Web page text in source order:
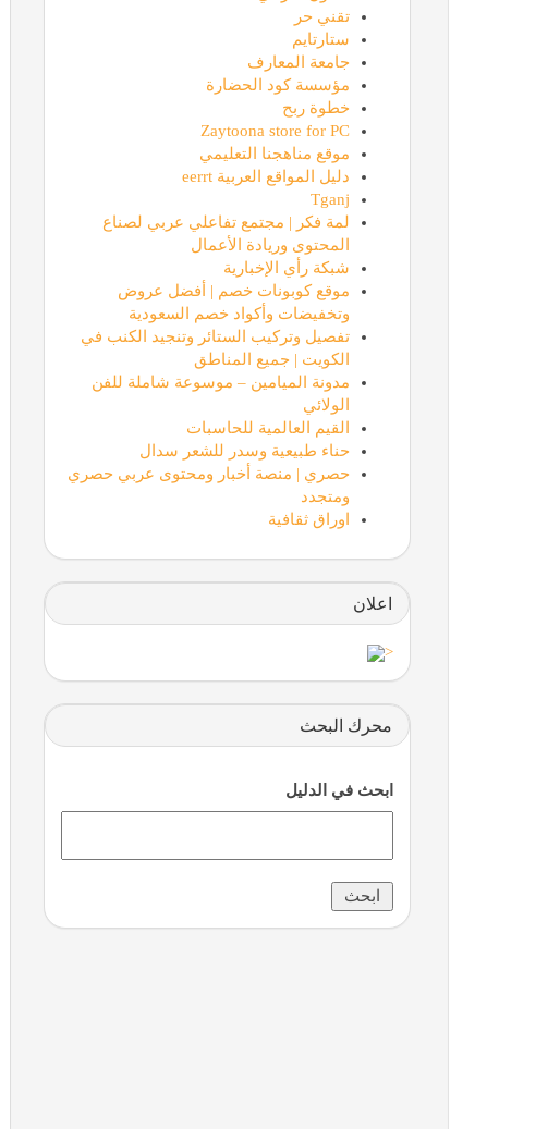
تقني حر
ستارتايم
جامعة المعارف
مؤسسة كود الحضارة
خطوة ربح
Zaytoona store for PC
موقع مناهجنا التعليمي
دليل المواقع العربية eerrt
Tganj
لمة فكر | مجتمع تفاعلي عربي لصناع
المحتوى وريادة الأعمال
شبكة رأي الإخبارية
موقع كوبونات خصم | أفضل عروض
وتخفيضات وأكواد خصم السعودية
تفصيل وتركيب الستائر وتنجيد الكنب في
الكويت | جميع المناطق
مدونة الميامين – موسوعة شاملة للفن
الولائي
القيم العالمية للحاسبات
حناء طبيعية وسدر للشعر سدال
حصري | منصة أخبار ومحتوى عربي حصري
ومتجدد
اوراق ثقافية
اعلان
<
محرك البحث
ابحث في الدليل